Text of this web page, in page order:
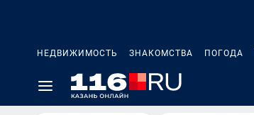
НЕДВИЖИМОСТЬ ЗНАКОМСТВА ПОГОДА